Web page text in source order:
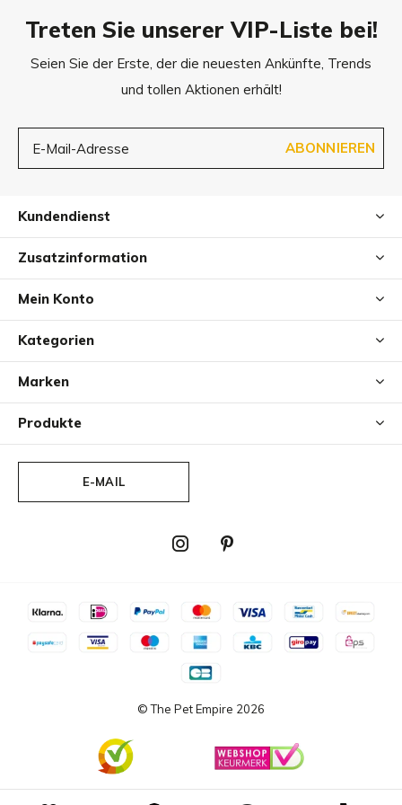
individuelle Körperform Deines Hundes noch anpassen.
XS: Brustumfang 43-52 cm (A), Rückensteg 14 cm (B),
Bauchsteg: 20 cm (C), Breite Brust- und
Seitengurtpolsterung 4 cm (D)
Seitengurtpolsterung 4 cm (D)
M: Brustumfang 62-74 cm (A), Rückensteg 20 cm (B),
Bauchsteg 29 cm (C), Breite Brust- und
L: Brustumfang 70-86 cm (A), Rückensteg 23 cm (B),
Bauchsteg 33 cm (C), Breite Brust- und
Seitengurtpolsterung 5 cm (D)
Treten Sie unserer VIP-Liste bei!
Seien Sie der Erste, der die neuesten Ankünfte, Trends
und tollen Aktionen erhält!
ABONNIEREN
Kundendienst
Zusatzinformation
Mein Konto
Kategorien
Marken
Produkte
E-MAIL
© The Pet Empire 2026